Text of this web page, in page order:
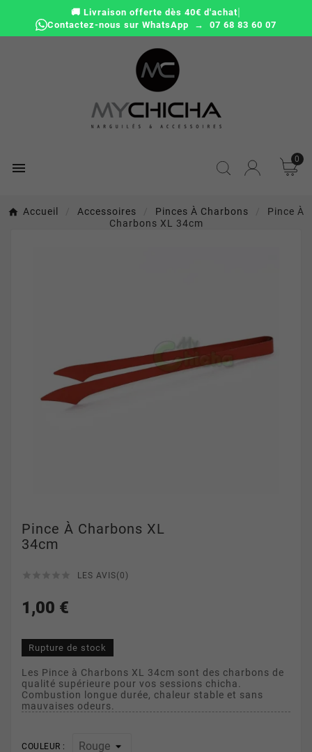
🚚 Livraison offerte dès 40€ d'achat|
Contactez-nous sur WhatsApp → 07 68 83 60 07

0
Accueil Accessoires Pinces À Charbons
Pince À
Charbons XL 34cm
Pince À Charbons XL
34cm
LES AVIS(0)
1,00 €
Rupture de stock
Les Pince à Charbons XL 34cm sont des charbons de
qualité supérieure pour vos sessions chicha.
Combustion longue durée, chaleur stable et sans
mauvaises odeurs.
COULEUR :